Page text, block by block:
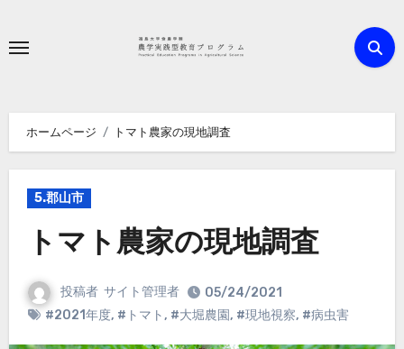
ホームページ トマト農家の現地調査
5.郡山市
トマト農家の現地調査
投稿者 サイト管理者
05/24/2021
#2021年度, #トマト, #大堀農園, #現地視察, #病虫害